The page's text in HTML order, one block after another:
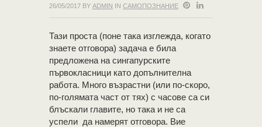
26/05/2017 BY ADMIN IN САМОПОЗНАНИЕ
Тази проста (поне така изглежда, когато
знаете отговора) задача е била
предложена на сингапурските
първокласници като допълнителна
работа. Много възрастни (или по-скоро,
по-голямата част от тях) с часове са си
блъскали главите, но така и не са
успели да намерят отговора. Вие